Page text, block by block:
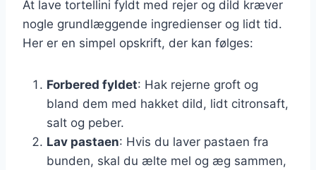
At lave tortellini fyldt med rejer og dild kræver
nogle grundlæggende ingredienser og lidt tid.
Her er en simpel opskrift, der kan følges:
Forbered fyldet: Hak rejerne groft og
bland dem med hakket dild, lidt citronsaft,
salt og peber.
Lav pastaen: Hvis du laver pastaen fra
bunden, skal du ælte mel og æg sammen,